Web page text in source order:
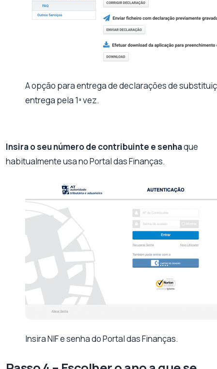
A opção para entrega de declarações de
entrega pela 1ª vez.
Insira o seu número de contribuinte e senhaque
habitualmente usa no Portal das Finanças.
Insira NIF e senha do Portal das Finanças.